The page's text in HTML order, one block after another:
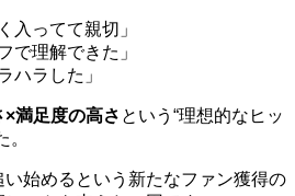
入ってて親切」
で理解できた」
ハラした」
×満足度の高さ という“理想的なヒッ
。
始めるという新たなファン獲得の